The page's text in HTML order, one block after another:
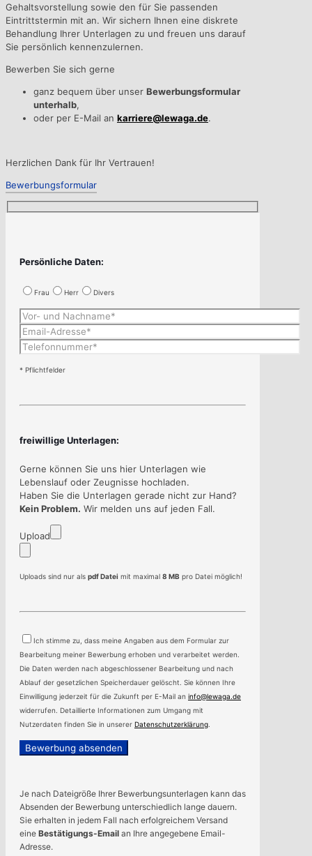
Gehaltsvorstellung sowie den für Sie passenden
Eintrittstermin mit an. Wir sichern Ihnen eine diskrete
Behandlung Ihrer Unterlagen zu und freuen uns darauf
Sie persönlich kennenzulernen.
Bewerben Sie sich gerne
ganz bequem über unser Bewerbungsformular
unterhalb,
oder per E-Mail an karriere@lewaga.de.
Herzlichen Dank für Ihr Vertrauen!
Bewerbungsformular
Persönliche Daten:
Frau Herr Divers
* Pflichtfelder
freiwillige Unterlagen:
Gerne können Sie uns hier Unterlagen wie
Lebenslauf oder Zeugnisse hochladen.
Haben Sie die Unterlagen gerade nicht zur Hand?
Kein Problem. Wir melden uns auf jeden Fall.
Upload
Uploads sind nur als pdf Datei mit maximal 8 MB pro Datei möglich!
lasse
dieses
Feld
leer.
Ich stimme zu, dass meine Angaben aus dem Formular zur
Bearbeitung meiner Bewerbung erhoben und verarbeitet werden.
Die Daten werden nach abgeschlossener Bearbeitung und nach
Ablauf der gesetzlichen Speicherdauer gelöscht. Sie können Ihre
Einwilligung jederzeit für die Zukunft per E-Mail an info@lewaga.de
widerrufen. Detaillierte Informationen zum Umgang mit
Nutzerdaten finden Sie in unserer Datenschutzerklärung
Je nach Dateigröße Ihrer Bewerbungsunterlagen kann das
Absenden der Bewerbung unterschiedlich lange dauern.
Sie erhalten in jedem Fall nach erfolgreichem Versand
eine Bestätigungs-Email an Ihre angegebene Email-
Adresse.